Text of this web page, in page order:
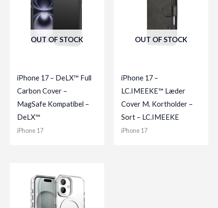
OUT OF STOCK
iPhone 17 – DeLX™ Full
Carbon Cover –
MagSafe Kompatibel –
DeLX™
iPhone 17
OUT OF STOCK
iPhone 17 –
LC.IMEEKE™ Læder
Cover M. Kortholder –
Sort – LC.IMEEKE
iPhone 17